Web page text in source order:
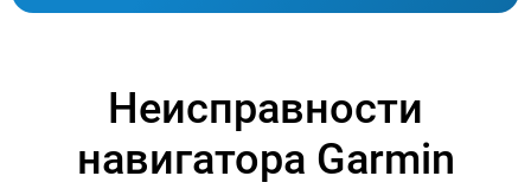
Неисправности
навигатора Garmin